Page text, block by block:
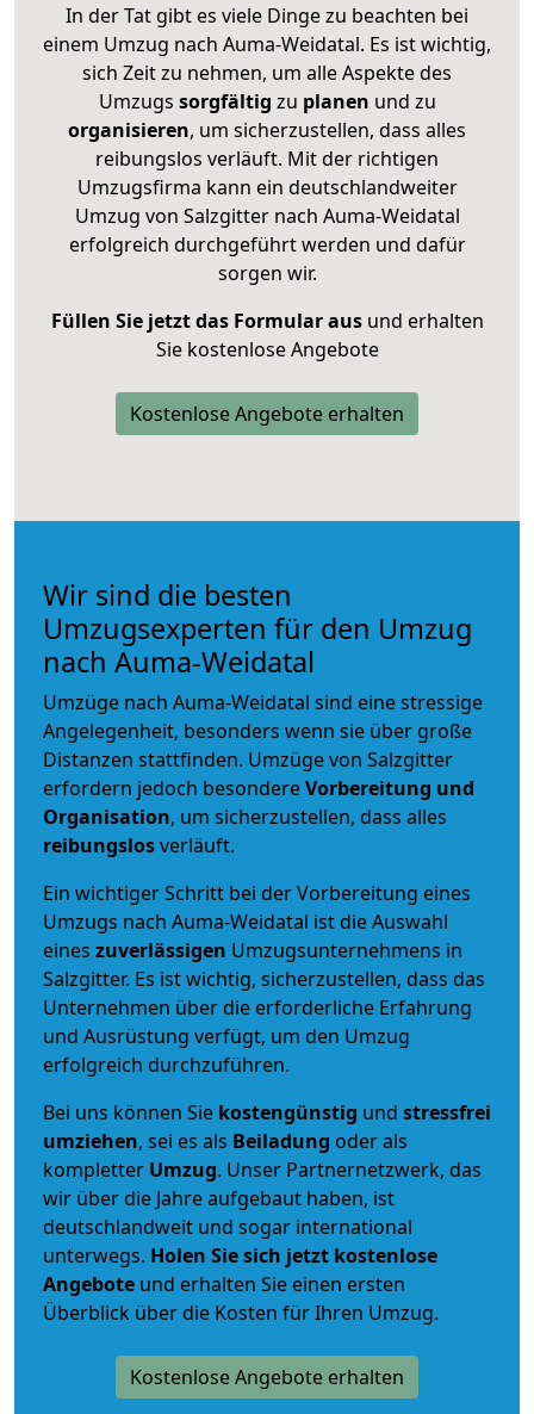
In der Tat gibt es viele Dinge zu beachten bei
einem Umzug nach Auma-Weidatal. Es ist wichtig,
sich Zeit zu nehmen, um alle Aspekte des
Umzugs sorgfältig zu planen und zu
organisieren, um sicherzustellen, dass alles
reibungslos verläuft. Mit der richtigen
Umzugsfirma kann ein deutschlandweiter
Umzug von Salzgitter nach Auma-Weidatal
erfolgreich durchgeführt werden und dafür
sorgen wir.
Füllen Sie jetzt das Formular ausund erhalten
Sie kostenlose Angebote
Kostenlose Angebote erhalten
Wir sind die besten
Umzugsexperten für den Umzug
nach Auma-Weidatal
Umzüge nach Auma-Weidatal sind eine stressige
Angelegenheit, besonders wenn sie über große
Distanzen stattfinden. Umzüge von Salzgitter
erfordern jedoch besondereVorbereitung und
Organisation, um sicherzustellen, dass alles
reibungslosverläuft.
Ein wichtiger Schritt bei der Vorbereitung eines
Umzugs nach Auma-Weidatal ist die Auswahl
eines zuverlässigen Umzugsunternehmens in
Salzgitter. Es ist wichtig, sicherzustellen, dass das
Unternehmen über die erforderliche Erfahrung
und Ausrüstung verfügt, um den Umzug
erfolgreich durchzuführen.
Bei uns können Sie kostengünstig und stressfrei
umziehen, sei es als Beiladung oder als
kompletter Umzug. Unser Partnernetzwerk, das
wir über die Jahre aufgebaut haben, ist
deutschlandweit und sogar international
unterwegs. Holen Sie sich jetzt kostenlose
Angebote und erhalten Sie einen ersten
Überblick über die Kosten für Ihren Umzug.
Kostenlose Angebote erhalten